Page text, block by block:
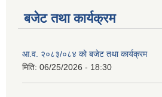
बजेट तथा कार्यक्रम
आ.व. २०८३/०८४ को बजेट तथा कार्यक्रम
मिति: 06/25/2026 - 18:30